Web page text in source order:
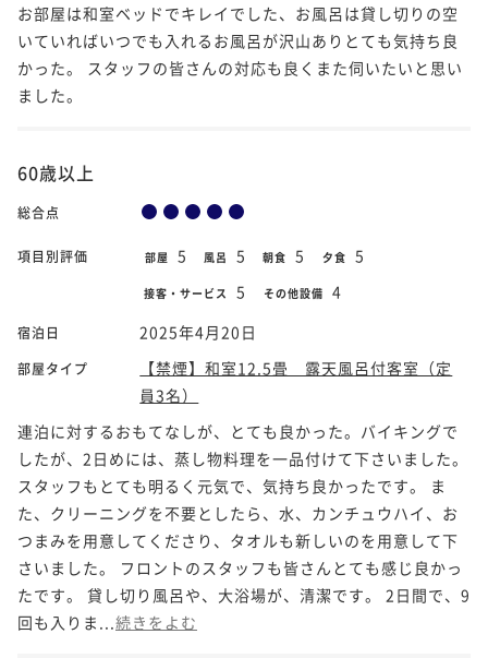
お部屋は和室ベッドでキレイでした、お風呂は貸し切りの空
いていればいつでも入れるお風呂が沢山ありとても気持ち良
かった。 スタッフの皆さんの対応も良くまた伺いたいと思い
ました。
60歳以上
総合点
項目別評価 部屋 5 風呂 5 朝食 5 夕食 5
接客・サービス 5 その他設備 4
宿泊日 2025年4月20日
部屋タイプ
【禁煙】和室12.5畳 露天風呂付客室（定
員3名）
連泊に対するおもてなしが、とても良かった。バイキングで
したが、2日めには、蒸し物料理を一品付けて下さいました。
スタッフもとても明るく元気で、気持ち良かったです。 ま
た、クリーニングを不要としたら、水、カンチュウハイ、お
つまみを用意してくださり、タオルも新しいのを用意して下
さいました。 フロントのスタッフも皆さんとても感じ良かっ
たです。 貸し切り風呂や、大浴場が、清潔です。 2日間で、9
回も入りま... 続きをよむ